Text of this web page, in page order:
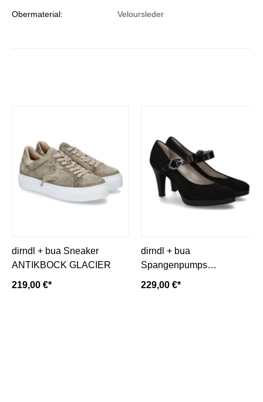
Obermaterial: Veloursleder
dirndl + bua Sneaker
ANTIKBOCK GLACIER
219,00 €*
dirndl + bua
Spangenpumps
ZIEGENVELOURSLEDER-
229,00 €*